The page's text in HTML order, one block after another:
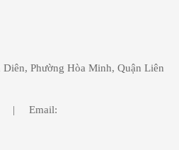
Phường Hòa Minh, Quận Liên
| Email: